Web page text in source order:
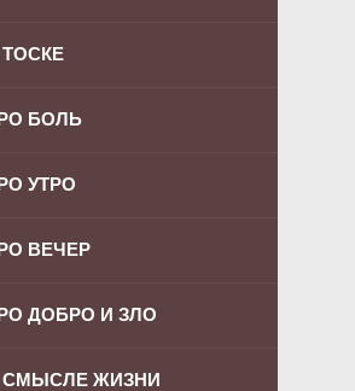
БОЛЬ
УТРО
ВЕЧЕР
ДОБРО И ЗЛО
СМЫСЛЕ ЖИЗНИ